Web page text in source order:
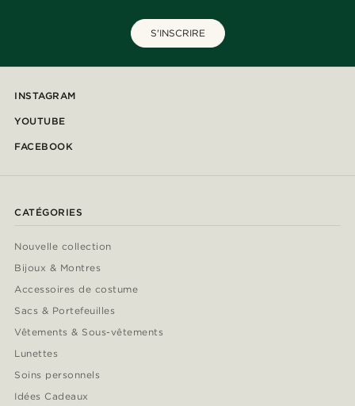
S'INSCRIRE
INSTAGRAM
YOUTUBE
FACEBOOK
CATÉGORIES
Nouvelle collection
Bijoux & Montres
Accessoires de costume
Sacs & Portefeuilles
Vêtements & Sous-vêtements
Lunettes
Soins personnels
Idées Cadeaux